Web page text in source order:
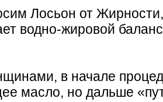
Лосьон от
водно-жировой
в начале
масло, но дальше